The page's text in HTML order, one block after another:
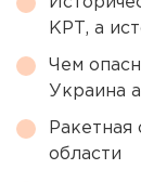
КРТ, а
Чем
Украина
Ракетная
области